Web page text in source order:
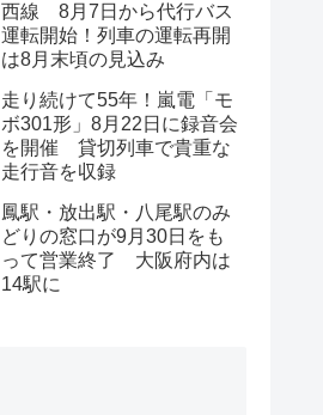
西線 8月7日から代行バス
運転開始！列車の運転再開
は8月末頃の見込み
走り続けて55年！嵐電「モ
ボ301形」8月22日に録音会
を開催 貸切列車で貴重な
走行音を収録
鳳駅・放出駅・八尾駅のみ
どりの窓口が9月30日をも
って営業終了 大阪府内は
14駅に